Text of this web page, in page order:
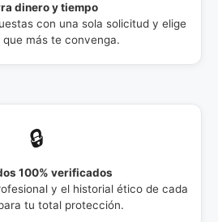
dinero y tiempo
con una sola solicitud y elige
que más te convenga.
🔒
100% verificados
y el historial ético de cada
tu total protección.